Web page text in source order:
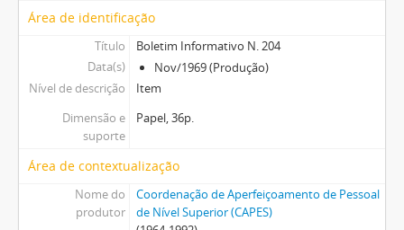
Área de identificação
Título
Boletim Informativo N. 204
Data(s)
Nov/1969 (Produção)
Nível de descrição
Item
Dimensão e
suporte
Papel, 36p.
Área de contextualização
Nome do
produtor
Coordenação de Aperfeiçoamento de Pessoal
de Nível Superior (CAPES)